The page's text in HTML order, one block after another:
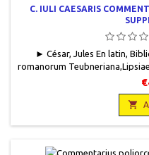
C. IULI CAESARIS
► César, Jules En latin,
romanorum
18, XVI + 253 pages + 133
bibliothèque avec la mention
librairie
